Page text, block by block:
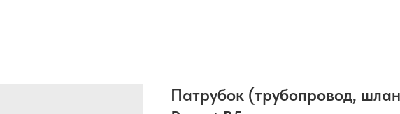
Патрубок (трубопровод,